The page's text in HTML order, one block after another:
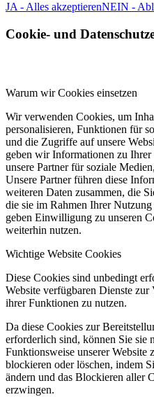
JA - Alles akzeptierenNEIN -
Cookie- und
Warum wir Cookies einsetzen
Wir verwenden Cookies, um
personalisieren, Funktionen für
und die Zugriffe auf unsere
geben wir Informationen zu
unsere Partner für soziale
Unsere Partner führen diese
weiteren Daten zusammen, die
die sie im Rahmen Ihrer
geben Einwilligung zu unseren
weiterhin nutzen.
Wichtige Website Cookies
Diese Cookies sind unbedingt
Website verfügbaren Dienste
ihrer Funktionen zu nutzen.
Da diese Cookies zur
erforderlich sind, können Sie sie
Funktionsweise unserer Website
blockieren oder löschen, indem
ändern und das Blockieren aller
erzwingen.